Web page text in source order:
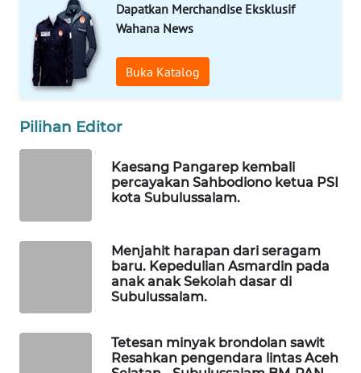
Dapatkan Merchandise Eksklusif
Wahana News
Buka Katalog
Pilihan Editor
Kaesang Pangarep kembali
percayakan Sahbodiono ketua PSI
kota Subulussalam.
Menjahit harapan dari seragam
baru. Kepedulian Asmardin pada
anak anak Sekolah dasar di
Subulussalam.
Tetesan minyak brondolan sawit
Resahkan pengendara lintas Aceh
MASYARAKAT
KELISTRIKAN
WALINKI
ID
NET